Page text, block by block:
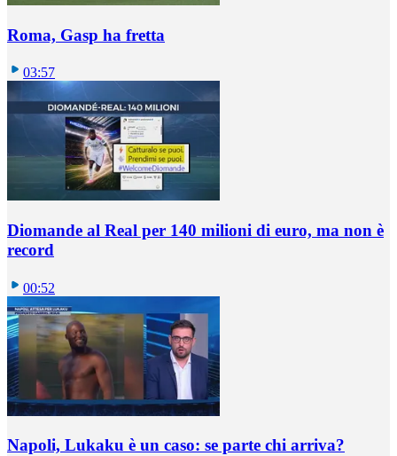
Roma, Gasp ha fretta
03:57
Diomande al Real per 140 milioni di euro, ma non è
record
00:52
Napoli, Lukaku è un caso: se parte chi arriva?